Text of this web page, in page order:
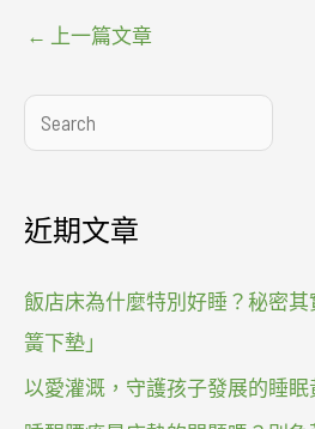
← 上一篇文章
搜
尋
近期文章
飯店床為什麼特別好睡？秘密
簧下墊」
以愛灌溉，守護孩子發展的睡眠